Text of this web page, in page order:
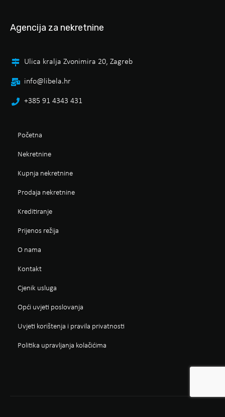
Agencija za nekretnine
Ulica kralja Zvonimira 20, Zagreb
info@libela.hr
+385 91 4343 431
Početna
Nekretnine
Kupnja nekretnine
Prodaja nekretnine
Kreditiranje
Prijenos režija
O nama
Kontakt
Cjenik usluga
Opći uvjeti poslovanja
Uvjeti korištenja i pravila privatnosti
Politika upravljanja kolačićima